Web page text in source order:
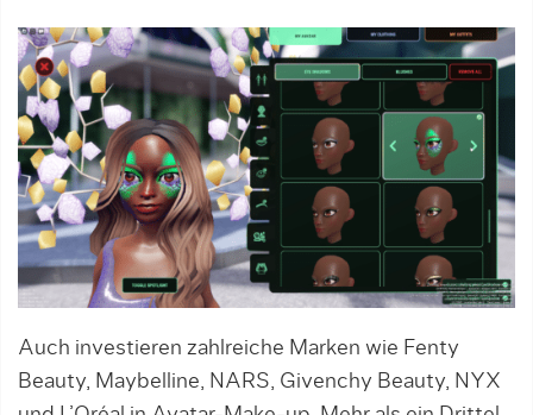
Auch investieren zahlreiche Marken wie Fenty
Beauty, Maybelline, NARS, Givenchy Beauty, NYX